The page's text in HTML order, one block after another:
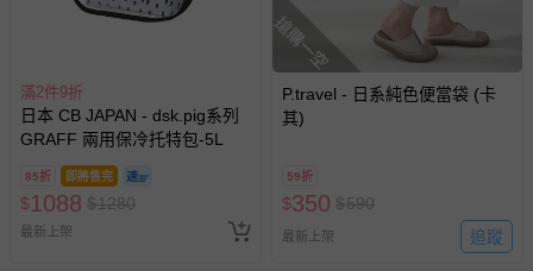
已出貨通知之訊息為主。
如您收到商品，請依正常流程檢查是否完好，若商品遇瑕疵
情形，您可申請更換新品或退貨，請見：
退貨的辦理流程。
若您對於會員帳號、商品訂購與資訊、購物流程、付款方
式、折價券與購物金的使用、退貨及商品運送方式等有疑
問，你可詳見：
預購商品：預購為海外同步代購，遇缺貨即會通知媽咪並協
助取消退款事宜。
商品如因「價格、組合」等錯誤原因，導致無法安排出貨，
滿2件9折
日本 CB JAPAN - dsk.pig系列
GRAFF 兩用保冷托特包-5L
85折 即將售完
$1088 $1280
最新上架
搶購一空
P.travel - 日系純色便當袋 (卡
其)
59折
$350 $590
最新上架 追蹤